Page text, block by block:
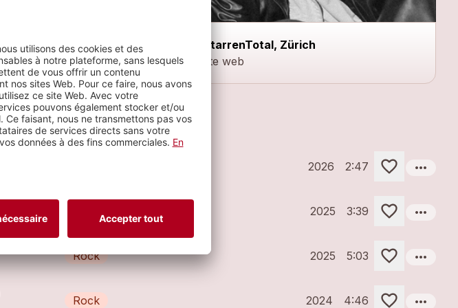
GitarrenTotal, Zürich
Site web
2026 2:47 more_horiz
2025 3:39 more_horiz
Rock 2025 5:03 more_horiz
Rock 2024 4:46 more_horiz